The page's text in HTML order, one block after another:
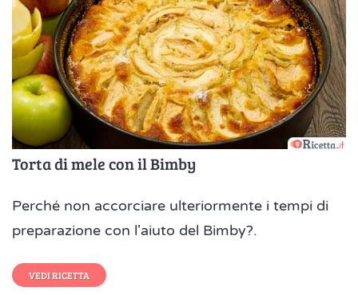
Torta di mele con il Bimby
Perché non accorciare ulteriormente i tempi di
preparazione con l'aiuto del Bimby?.
VEDI RICETTA